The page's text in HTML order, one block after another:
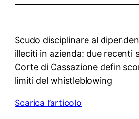
Scudo disciplinare al
illeciti in azienda: due recenti
Corte di Cassazione
limiti del whistleblowing
Scarica l’articolo